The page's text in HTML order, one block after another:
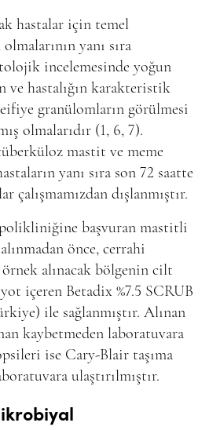
hastalar için temel
yanı sıra
incelemesinde yoğun
ve hastalığın karakteristik
granülomların görülmesi
olmalarıdır (1, 6, 7).
mastit ve meme
yanı sıra son 72 saatte
dışlanmıştır.
başvuran mastitli
önce, cerrahi
alınacak bölgenin cilt
içeren Betadix %7.5 SCRUB
ile sağlanmıştır. Alınan
kaybetmeden laboratuvara
ise Cary-Blair taşıma
ulaştırılmıştır.